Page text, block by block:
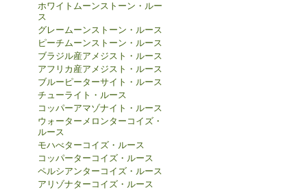
ホワイトムーンストーン・ルー
ス
グレームーンストーン・ルース
ピーチムーンストーン・ルース
ブラジル産アメジスト・ルース
アフリカ産アメジスト・ルース
ブルーピーターサイト・ルース
チューライト・ルース
コッパーアマゾナイト・ルース
ウォーターメロンターコイズ・
ルース
モハべターコイズ・ルース
コッパーターコイズ・ルース
ペルシアンターコイズ・ルース
アリゾナターコイズ・ルース